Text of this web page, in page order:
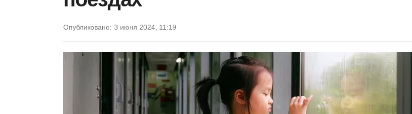
Опубликовано: 3 июня 2024, 11:19